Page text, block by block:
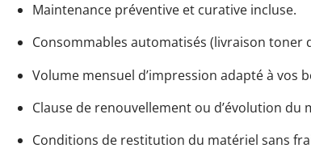
Maintenance préventive et curative incluse.
Consommables automatisés (livraison toner
Volume mensuel d’impression adapté à vos
Clause de renouvellement ou d’évolution du
Conditions de restitution du matériel sans